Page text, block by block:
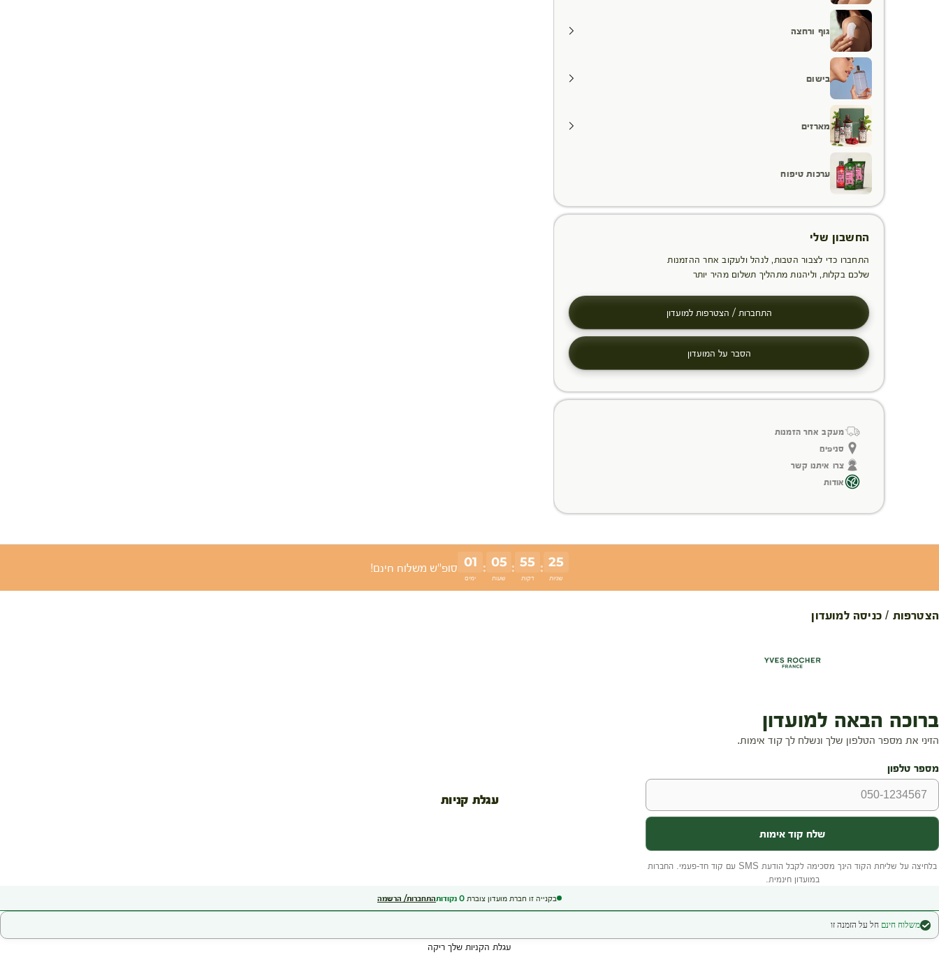
גוף ורחצה
בישום
מארזים
ערכות טיפוח
החשבון שלי
התחברו כדי לצבור הטבות, לנהל ולעקוב אחר ההזמנות
שלכם בקלות, וליהנות מתהליך תשלום מהיר יותר
התחברות / הצטרפות למועדון
הסבר על המועדון
מעקב אחר הזמנות
סניפים
צרו איתנו קשר
אודות
01
ימים
: 05
שעות
: 55
דקות
: 24
שניות
סופ"ש משלוח חינם!
הצטרפות / כניסה למועדון
בקנייה זו חברת מועדון צוברת 0 נקודותהתחברות/ הרשמה
עגלת קניות
משלוח חינם חל על הזמנה זו
עגלת הקניות שלך ריקה